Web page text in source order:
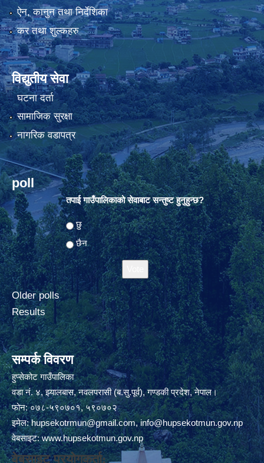
ऐन, कानुन तथा निर्देशिका
कर तथा शुल्कहरु
विद्युतीय सेवा
घटना दर्ता
सामाजिक सुरक्षा
नागरिक वडापत्र
poll
तपाई गाउँपालिकाको सेवाबाट सन्तुष्ट हुनुहुन्छ?
Choices
छु
छैन
Older polls
Results
सम्पर्क विवरण
हुप्सेकोट गाउँपालिका
वडा नं. ४, झ्यालबास, नवलपरासी (ब.सु.पूर्व), गण्डकी प्रदेश, नेपाल।
फोन: ०७८-५९०७०१, ५९०७०२
इमेल:hupsekotrmun@gmail.com,info@hupsekotmun.gov.np
वेबसाइट:www.hupsekotmun.gov.np
वेबसाइट प्रयोगकर्ता: